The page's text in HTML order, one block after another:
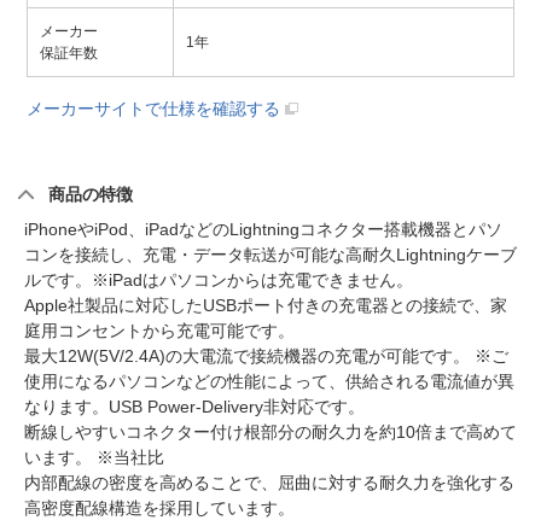
メーカー
保証年数
1年
メーカーサイトで仕様を確認する
商品の特徴
iPhoneやiPod、iPadなどのLightningコネクター搭載機器とパソ
コンを接続し、充電・データ転送が可能な高耐久Lightningケーブ
ルです。※iPadはパソコンからは充電できません。
Apple社製品に対応したUSBポート付きの充電器との接続で、家
庭用コンセントから充電可能です。
最大12W(5V/2.4A)の大電流で接続機器の充電が可能です。 ※ご
使用になるパソコンなどの性能によって、供給される電流値が異
なります。USB Power-Delivery非対応です。
断線しやすいコネクター付け根部分の耐久力を約10倍まで高めて
います。 ※当社比
内部配線の密度を高めることで、屈曲に対する耐久力を強化する
高密度配線構造を採用しています。